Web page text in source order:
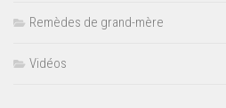
Remèdes de grand-mère
Vidéos